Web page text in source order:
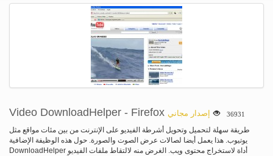
ملحق بالمتصفح.
Video DownloadHelper - Firefox إصدار مجاني 36931
طريقة سهلة لتحميل وتحويل أشرطة الفيديو على الإنترنت من بين مئات مواقع مثل
يوتيوب. هذا يعمل أيضا لصالات عرض الصوت والصورة. حول هذه الوظيفة الإضافية
DownloadHelper أداة لاستخراج محتوى ويب. الغرض منه لالتقاط ملفات الفيديو